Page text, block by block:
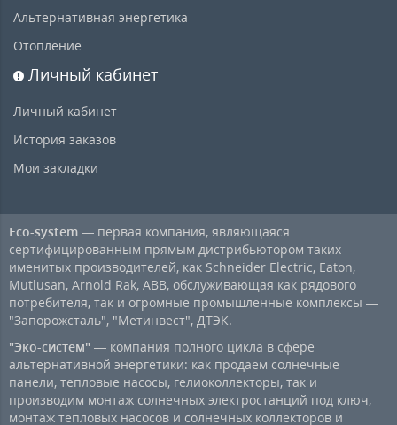
Альтернативная энергетика
Отопление
Личный кабинет
Личный кабинет
История заказов
Мои закладки
Eco-system — первая компания, являющаяся
сертифицированным прямым дистрибьютором таких
именитых производителей, как Schneider Electric, Eaton,
Mutlusan, Arnold Rak, ABB, обслуживающая как рядового
потребителя, так и огромные промышленные комплексы —
"Запорожсталь", "Метинвест", ДТЭК.
"Эко-систем" — компания полного цикла в сфере
альтернативной энергетики: как продаем солнечные
панели, тепловые насосы, гелиоколлекторы, так и
производим монтаж солнечных электростанций под ключ,
монтаж тепловых насосов и солнечных коллекторов и